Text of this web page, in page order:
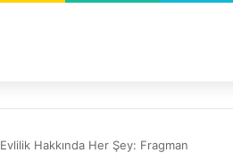
Evlilik Hakkında Her Şey: Fragman